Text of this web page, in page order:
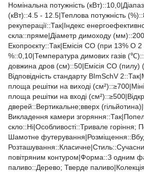
Номінальна потужність
(кВт)::4.5 - 12.5|Теплова потужність
рекуперації::Так|Індекс
скла::пряме|Діаметр димоходу
Екопроєкту::Так|Емісія CO (при 13% O
%::0,10|Температура димових газів
довжина дров (см)::50|Емісія CO (пилу)
Відповідність стандарту BImSchV
площа решітки на виході
площа решітки на вході
дверей::Вертикальне;вверх
Викладення камери
скло::Ні|Особливості::Тривале горіння;
Шамотне
повітряним контуром|Форма::З одним
паливо::Дерево; Тверде